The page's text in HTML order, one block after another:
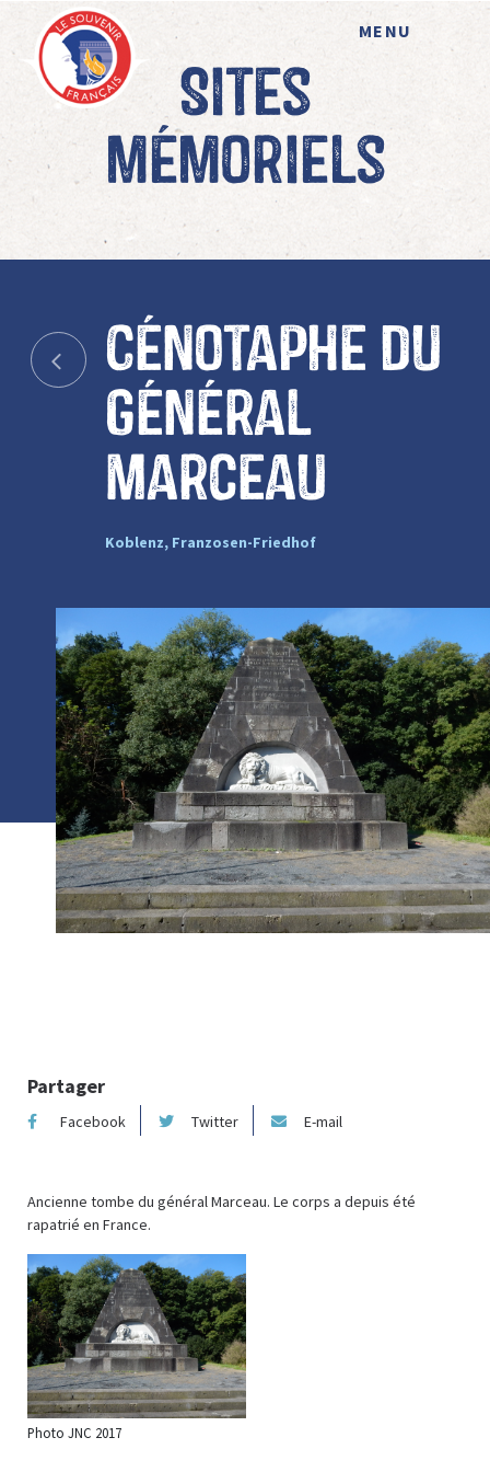
MENU
Sites
mémoriels
Cénotaphe du
général
Marceau
Koblenz, Franzosen-Friedhof
Partager
Facebook Twitter E-mail
Ancienne tombe du général Marceau. Le corps a depuis été
rapatrié en France.
Photo JNC 2017